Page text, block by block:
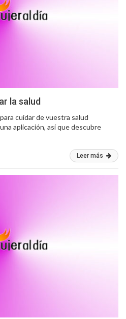
la salud
cuidar de vuestra salud
aplicación, así que descubre
Leer más